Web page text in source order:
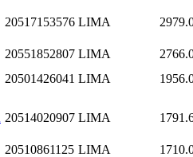
20517153576 LIMA
20551852807 LIMA
20501426041 LIMA
20514020907 LIMA
20510861125 LIMA